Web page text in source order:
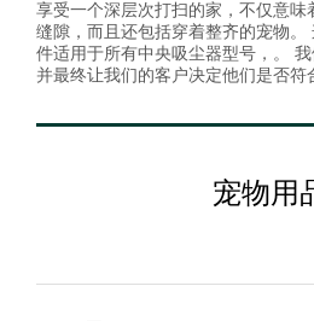
享受一个深层次打扫的家，不仅意味
缝隙，而且还包括穿着整齐的宠物
件适用于所有中央吸尘器型号，。
并最终让我们的客户决定他们是否符
宠物用